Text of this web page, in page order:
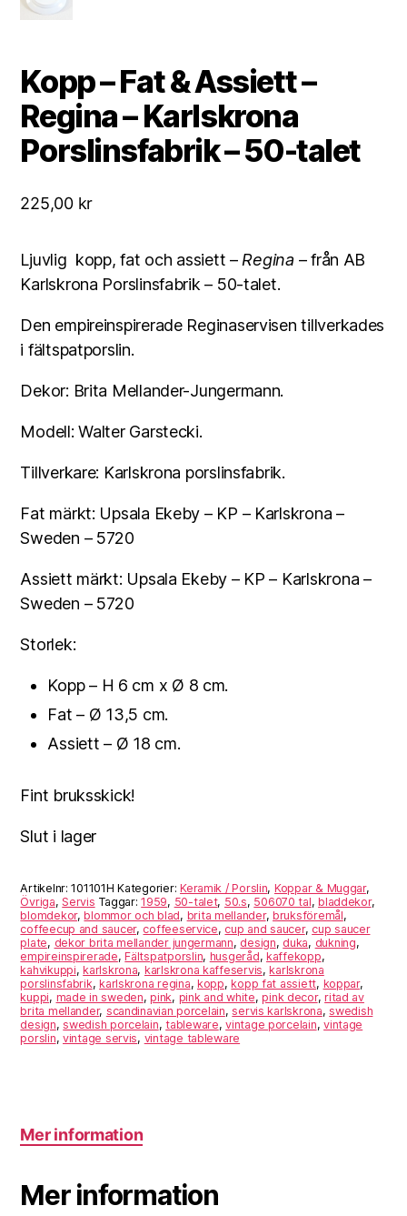
Kopp – Fat & Assiett –
Regina – Karlskrona
Porslinsfabrik – 50-talet
225,00 kr
Ljuvlig kopp, fat och assiett – Regina – från AB
Karlskrona Porslinsfabrik – 50-talet.
Den empireinspirerade Reginaservisen tillverkades
i fältspatporslin.
Dekor: Brita Mellander-Jungermann.
Modell: Walter Garstecki.
Tillverkare: Karlskrona porslinsfabrik.
Fat märkt: Upsala Ekeby – KP – Karlskrona –
Sweden – 5720
Assiett märkt: Upsala Ekeby – KP – Karlskrona –
Sweden – 5720
Storlek:
Kopp – H 6 cm x Ø 8 cm.
Fat – Ø 13,5 cm.
Assiett – Ø 18 cm.
Fint bruksskick!
Slut i lager
Artikelnr:101101H Kategorier:Keramik / Porslin, Koppar & Muggar,
Övriga,Servis Taggar:1959, 50-talet, 50.s, 506070 tal,bladdekor,
blomdekor,blommor och blad, brita mellander,bruksföremål,
coffeecup and saucer, coffeeservice, cup and saucer, cup saucer
plate, dekor brita mellander jungermann, design, duka, dukning,
empireinspirerade,Fältspatporslin, husgeråd,kaffekopp,
kahvikuppi,karlskrona, karlskrona kaffeservis,karlskrona
porslinsfabrik,karlskrona regina, kopp,kopp fat assiett, koppar,
kuppi, made in sweden,pink, pink and white,pink decor,ritad av
brita mellander, scandinavian porcelain,servis karlskrona,swedish
design,swedish porcelain,tableware,vintage porcelain,vintage
porslin, vintage servis, vintage tableware
Mer information
Mer information